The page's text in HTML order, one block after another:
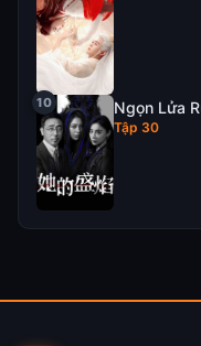
Ngọn Lửa
Tập 30